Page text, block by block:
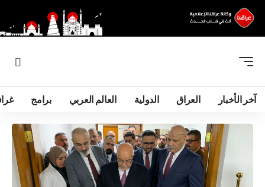
آخر الأخبار العراق الدولية العالم العربي برامج